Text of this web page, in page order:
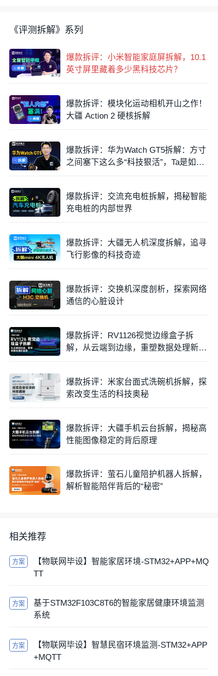
《评测拆解》系列
爆款拆评：小米智能家庭屏拆解，10.1
英寸屏里藏着多少黑科技芯片？
爆款拆评：模块化运动相机开山之作！
大疆 Action 2 硬核拆解
爆款拆评：华为Watch GT5拆解：方寸
之间塞下这么多“科技狠活”，Ta是如何
爆款拆评：交流充电桩拆解，揭秘智能
充电桩的内部世界
爆款拆评：大疆无人机深度拆解，追寻
飞行影像的科技奇迹
爆款拆评：交换机深度剖析，探索网络
通信的心脏设计
爆款拆评：RV1126视觉边缘盒子拆
解，从云端到边缘，重塑数据处理新篇
爆款拆评：米家台面式洗碗机拆解，探
索改变生活的科技奥秘
爆款拆评：大疆手机云台拆解，揭秘高
性能图像稳定的背后原理
爆款拆评：萤石儿童陪护机器人拆解，
解析智能陪伴背后的“秘密”
相关推荐
方案
【物联网毕设】智能家居环境-STM32+APP+MQ
TT
方案
基于STM32F103C8T6的智能家居健康环境监测
系统
方案
【物联网毕设】智慧民宿环境监测-STM32+APP
+MQTT